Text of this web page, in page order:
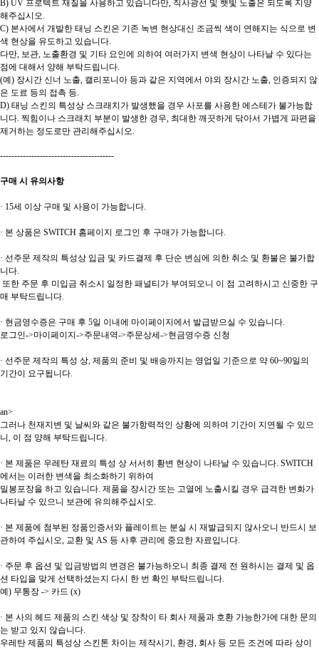
B) UV 프로텍트 재질을 사용하고 있습니다만, 직사광선 및 햇빛 노출은 되도록 지양
해주십시오.
C) 본사에서 개발한 태닝 스킨은 기존 녹변 현상대신 조금씩 색이 연해지는 식으로 변
색 현상을 유도하고 있습니다.
다만, 보관, 노출환경 및 기타 요인에 의하여 여러가지 변색 현상이 나타날 수 있다는
점에 대해서 양해 부탁드립니다.
(예) 장시간 신너 노출, 캘리포니아 등과 같은 지역에서 야외 장시간 노출, 인증되지 않
은 도료 등의 접촉 등.
D) 태닝 스킨의 특성상 스크래치가 발생했을 경우 사포를 사용한 에스테가 불가능합
니다. 찍힘이나 스크래치 부분이 발생한 경우, 최대한 깨끗하게 닦아서 가볍게 파편을
제거하는 정도로만 관리해주십시오.
----------------------------------------
구매 시 유의사항
· 15세 이상 구매 및 사용이 가능합니다.
· 본 상품은 SWITCH 홈페이지 로그인 후 구매가 가능합니다.
· 선주문 제작의 특성상 입금 및 카드결제 후 단순 변심에 의한 취소 및 환불은 불가합
니다.
또한 주문 후 미입금 취소시 일정한 패널티가 부여되오니 이 점 고려하시고 신중한 구
매 부탁드립니다.
· 현금영수증은 구매 후 5일 이내에 마이페이지에서 발급받으실 수 있습니다.
로그인->마이페이지->주문내역->주문상세->현금영수증 신청
· 선주문 제작의 특성 상, 제품의 준비 및 배송까지는 영업일 기준으로 약 60~90일의
기간이 요구됩니다.
an>
그러나 천재지변 및 날씨와 같은 불가항력적인 상황에 의하여 기간이 지연될 수 있으
니, 이 점 양해 부탁드립니다.
· 본 제품은 우레탄 재료의 특성 상 서서히 황변 현상이 나타날 수 있습니다. SWITCH
에서는 이러한 변색을 최소화하기 위하여
밀봉포장을 하고 있습니다. 제품을 장시간 또는 고열에 노출시킬 경우 급격한 변화가
나타날 수 있으니 보관에 유의해주십시오.
· 본 제품에 첨부된 정품인증서와 플레이트는 분실 시 재발급되지 않사오니 반드시 보
관하여 주십시오, 교환 및 AS 등 사후 관리에 중요한 자료입니다.
· 주문 후 옵션 및 입금방법의 변경은 불가능하오니 최종 결제 전 원하시는 결제 및 옵
션 타입을 맞게 선택하셨는지 다시 한 번 확인 부탁드립니다.
예) 무통장 -> 카드 (x)
· 본 사의 헤드 제품의 스킨 색상 및 장착이 타 회사 제품과 호환 가능한가에 대한 문의
는 받고 있지 않습니다.
우레탄 제품의 특성상 스킨톤 차이는 제작시기, 환경, 회사 등 모든 조건에 따라 상이